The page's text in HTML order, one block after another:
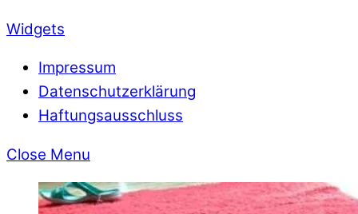
Widgets
Impressum
Datenschutzerklärung
Haftungsausschluss
Close Menu